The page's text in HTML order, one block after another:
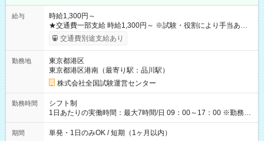
給与
時給1,300円～
★交通費一部支給 時給1,300円～ ※試験・役割により手当あり
※勤務回数により昇給あり 【即給（前払い）オプションあ
り！】 希望される場合、勤務から1週間ほどで給与の一部を受け
例】 ・河合塾模擬試験 8:30～17:30（休憩1時間） 時給1,300円
×8時間＝日収10,400円＋交通費 ※当日の役割により時給＋100
円の場合あり ・国家試験 7:00～13:30（休憩なし） 時給1,300
円（役割手当＋100円）×6時間＝日収8,400円＋交通費 【試用期
間】試用期間なし
交通費別途支給あり
勤務地
東京都港区
東京都港区港南（最寄り駅：品川駅）
株式会社全国試験運営センター
勤務時間
シフト制
1日あたりの実働時間：最大7時間/日 09：00～17：00 ※勤務時
間は 試験により異なります。
期間 単発・1日のみOK / 短期（1ヶ月以内）